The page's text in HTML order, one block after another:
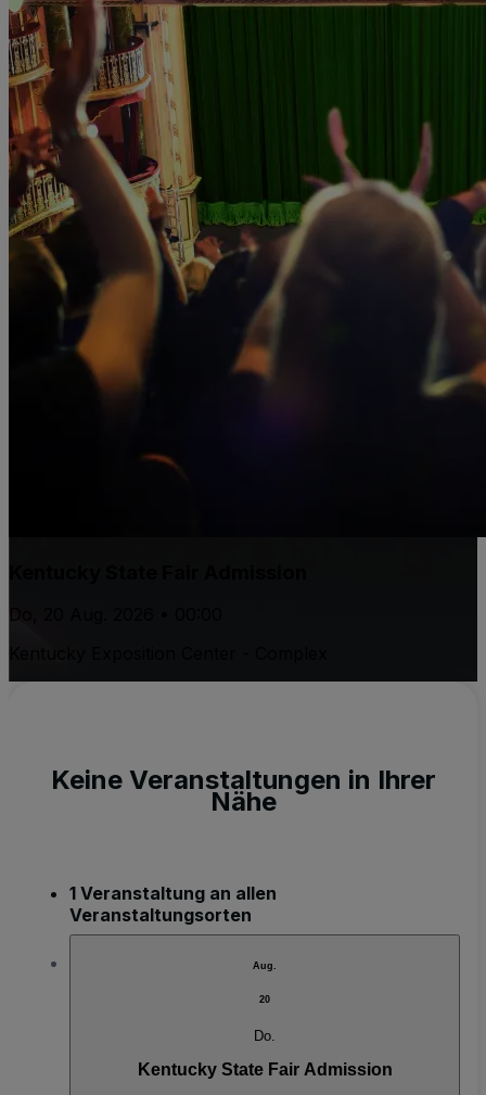
Do, 20 Aug. 2026 • 00:00
Keine Veranstaltungen in Ihrer
Nähe
1 Veranstaltung an allen
Veranstaltungsorten
Aug.
20
Do.
Kentucky State Fair Admission